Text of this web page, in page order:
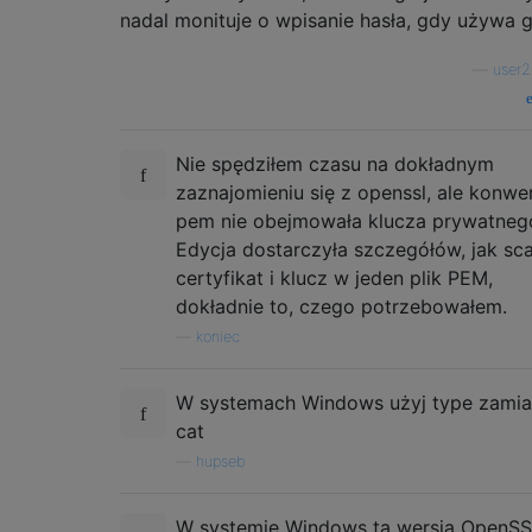
nadal monituje o wpisanie hasła, gdy używa
Nie spędziłem czasu na dokładnym
zaznajomieniu się z openssl, ale
pem nie obejmowała klucza
Edycja dostarczyła szczegółów, jak
certyfikat i klucz w jeden plik PEM,
dokładnie to, czego potrzebowałem.
koniec
W systemach Windows użyj type
cat
hupseb
W systemie Windows ta wersja